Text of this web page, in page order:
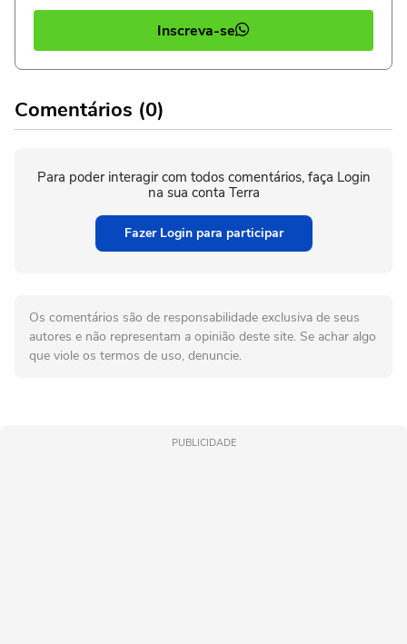
Inscreva-se
Comentários (0)
Para poder interagir com todos comentários, faça Login
na sua conta Terra
Fazer Login para participar
Os comentários são de responsabilidade exclusiva de seus
autores e não representam a opinião deste site. Se achar algo
que viole os termos de uso, denuncie.
PUBLICIDADE